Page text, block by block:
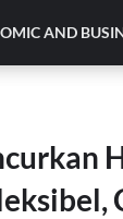
AND